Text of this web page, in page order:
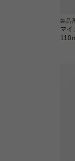
製品
マイ